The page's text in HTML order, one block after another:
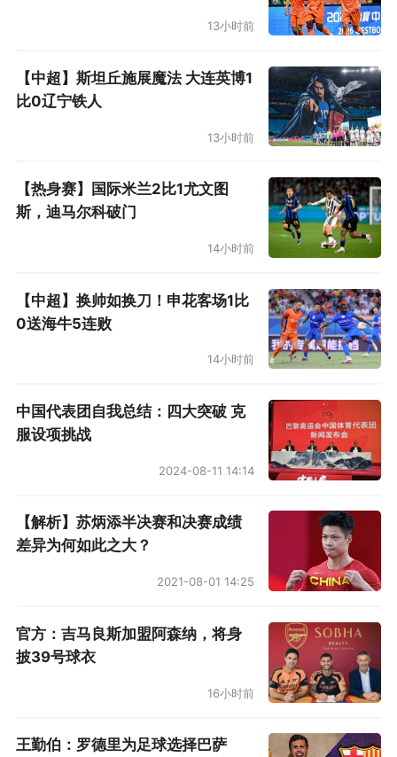
13小时前
【中超】斯坦丘施展魔法 大连英博1
比0辽宁铁人
13小时前
【热身赛】国际米兰2比1尤文图
斯，迪马尔科破门
14小时前
【中超】换帅如换刀！申花客场1比
0送海牛5连败
14小时前
中国代表团自我总结：四大突破 克
服设项挑战
2024-08-11 14:14
【解析】苏炳添半决赛和决赛成绩
差异为何如此之大？
2021-08-01 14:25
官方：吉马良斯加盟阿森纳，将身
披39号球衣
16小时前
王勤伯：罗德里为足球选择巴萨